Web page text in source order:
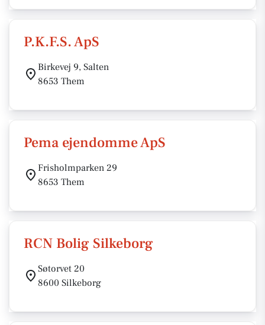
P.K.F.S. ApS
Birkevej 9, Salten
8653 Them
Pema ejendomme ApS
Frisholmparken 29
8653 Them
RCN Bolig Silkeborg
Søtorvet 20
8600 Silkeborg